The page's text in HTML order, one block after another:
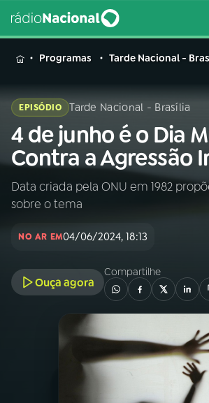
MENU
Buscar
na
Rádio
Nacional
Buscar
PROGRAMAÇÃO
Programas Tarde Nacional -
EPISÓDIO Tarde Nacional - Brasília
4 de junho é o Dia
Contra a Agressão
Data criada pela ONU em 1982
sobre o tema
NO AR EM04/06/2024, 18:13
Ouça agora
Compartilhe